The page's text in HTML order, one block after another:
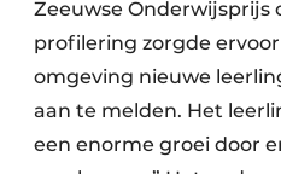
Zeeuwse Onderwijsprijs
profilering zorgde
omgeving nieuwe
aan te melden. Het
een enorme groei door